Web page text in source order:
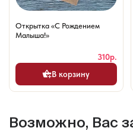
Открытка «С Рождением
Малыша!»
310р.
В корзину
Возможно, Вас